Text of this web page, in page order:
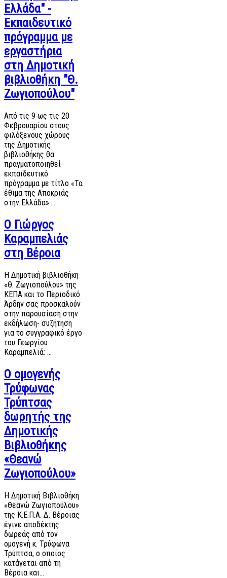
Ελλάδα" -
Εκπαιδευτικό
πρόγραμμα με
εργαστήρια
στη Δημοτική
βιβλιοθήκη "Θ.
Ζωγιοπούλου"
Από τις 9 ως τις 20
Φεβρουαρίου στους
φιλόξενους χώρους
της Δημοτικής
βιβλιοθήκης θα
πραγματοποιηθεί
εκπαιδευτικό
πρόγραμμα με τίτλο «Τα
έθιμα της Αποκριάς
στην Ελλάδα».…
Ο Γιώργος
Καραμπελιάς
στη Βέροια
Η Δημοτική βιβλιοθήκη
«Θ. Ζωγιοπούλου» της
ΚΕΠΑ και το Περιοδικό
Άρδην σας προσκαλούν
στην παρουσίαση στην
εκδήλωση- συζήτηση
για το συγγραφικό έργο
του Γεωργίου
Καραμπελιά: …
Ο ομογενής
Τρύφωνας
Τρύπτσας
δωρητής της
Δημοτικής
Βιβλιοθήκης
«Θεανώ
Ζωγιοπούλου»
Η Δημοτική Βιβλιοθήκη
«Θεανώ Ζωγιοπούλου»
της Κ.Ε.Π.Α. Δ. Βέροιας
έγινε αποδέκτης
δωρεάς από τον
ομογενή κ. Τρύφωνα
Τρύπτσα, ο οποίος
κατάγεται από τη
Βέροια και…